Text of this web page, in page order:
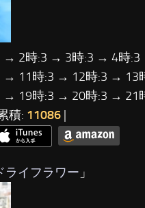
→ 2時:3 → 3時:3 → 4時
→ 11時:3 → 12時:3 →
→ 19時:3 → 20時:3 → 21
積: 11086 |
ライフラワー 」